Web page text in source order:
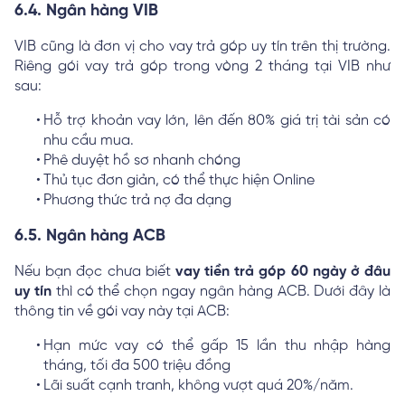
6.4. Ngân hàng VIB
VIB cũng là đơn vị cho vay trả góp uy tín trên thị trường.
Riêng gói vay trả góp trong vòng 2 tháng tại VIB như
sau:
Hỗ trợ khoản vay lớn, lên đến 80% giá trị tài sản có
nhu cầu mua.
Phê duyệt hồ sơ nhanh chóng
Thủ tục đơn giản, có thể thực hiện Online
Phương thức trả nợ đa dạng
6.5. Ngân hàng ACB
Nếu bạn đọc chưa biết vay tiền trả góp 60 ngày ở đâu
uy tínthì có thể chọn ngay ngân hàng ACB. Dưới đây là
thông tin về gói vay này tại ACB:
Hạn mức vay có thể gấp 15 lần thu nhập hàng
tháng, tối đa 500 triệu đồng
Lãi suất cạnh tranh, không vượt quá 20%/năm.